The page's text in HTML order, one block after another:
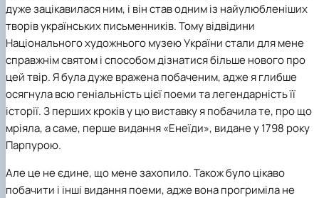
дуже зацікавилася ним, і він став одним із найулюбленіших
творів українських письменників. Тому відвідини
Національного художнього музею України стали для мене
справжнім святом і способом дізнатися більше нового про
цей твір. Я була дуже вражена побаченим, адже я глибше
осягнула всю геніальність цієї поеми та легендарність її
історії. З перших кроків у цю виставку я побачила те, про що
мріяла, а саме, перше видання «Енеїди», видане у 1798 року
Парпурою.
Але це не єдине, що мене захопило. Також було цікаво
побачити і інші видання поеми, адже вона прогриміла не